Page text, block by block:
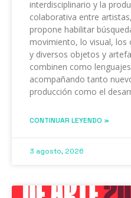
interdisciplinario y la
colaborativa entre
propone habilitar
movimiento, lo visual, los
y diversos objetos y
combinen como
acompañando tanto
producción como el
CONTINUAR LEYENDO »
3 agosto, 2026